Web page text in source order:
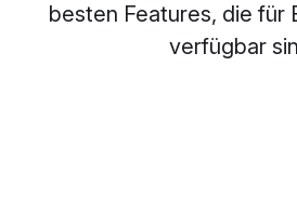
besten Features, die für
verfügbar